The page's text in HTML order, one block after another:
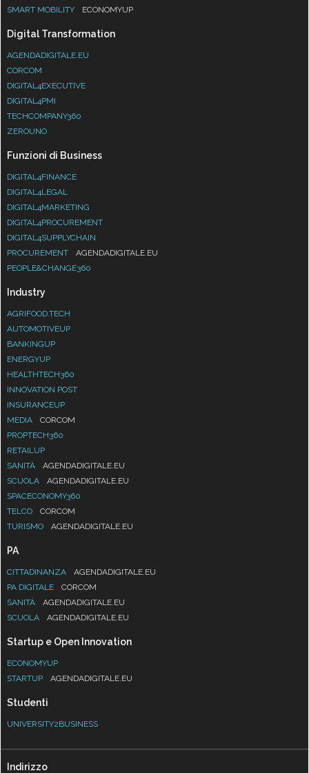
SMART MOBILITY
ECONOMYUP
Digital Transformation
AGENDADIGITALE.EU
CORCOM
DIGITAL4EXECUTIVE
DIGITAL4PMI
TECHCOMPANY360
ZEROUNO
Funzioni di Business
DIGITAL4FINANCE
DIGITAL4LEGAL
DIGITAL4MARKETING
DIGITAL4PROCUREMENT
DIGITAL4SUPPLYCHAIN
PROCUREMENT
AGENDADIGITALE.EU
PEOPLE&CHANGE360
Industry
AGRIFOOD.TECH
AUTOMOTIVEUP
BANKINGUP
ENERGYUP
HEALTHTECH360
INNOVATION POST
INSURANCEUP
MEDIA
CORCOM
PROPTECH360
RETAILUP
SANITÀ
AGENDADIGITALE.EU
SCUOLA
AGENDADIGITALE.EU
SPACECONOMY360
TELCO
CORCOM
TURISMO
AGENDADIGITALE.EU
PA
CITTADINANZA
AGENDADIGITALE.EU
PA DIGITALE
CORCOM
SANITÀ
AGENDADIGITALE.EU
SCUOLA
AGENDADIGITALE.EU
Startup e Open Innovation
ECONOMYUP
STARTUP
AGENDADIGITALE.EU
Studenti
UNIVERSITY2BUSINESS
Indirizzo